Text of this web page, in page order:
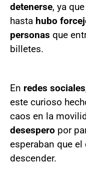
detenerse, ya
hasta hubo
personas que
billetes.
En redes sociales
este curioso
caos en la
desespero por
esperaban que
descender.